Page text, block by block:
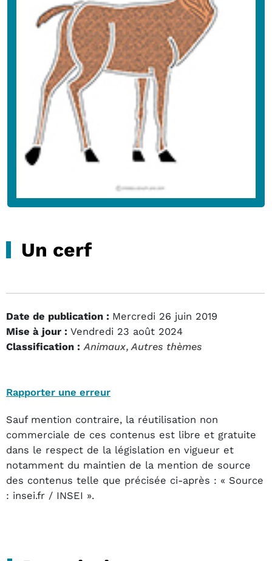
Un cerf
Date de publication : Mercredi 26 juin 2019
Mise à jour : Vendredi 23 août 2024
Classification : Animaux, Autres thèmes
Rapporter une erreur
Sauf mention contraire, la réutilisation non
commerciale de ces contenus est libre et gratuite
dans le respect de la législation en vigueur et
notamment du maintien de la mention de source
des contenus telle que précisée ci-après : « Source
: insei.fr / INSEI ».